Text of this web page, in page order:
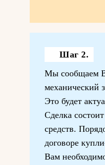
Шаг 2.
Мы сообщаем
механический
Это будет
Сделка
средств.
договоре
Вам